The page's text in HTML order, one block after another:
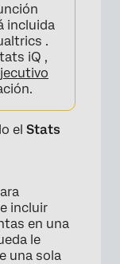
incluida
.
iQ ,
el Stats
incluir
en una
le
una sola